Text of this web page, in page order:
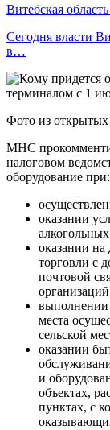
Витебская
Сегодня власти
в…
Фото из открытых
МНС
налоговом
оборудование при:
оказании
оказании на
торговли с
почтовой
выполнении
места
сельской
оказании
и
объектах,
пунктах, с